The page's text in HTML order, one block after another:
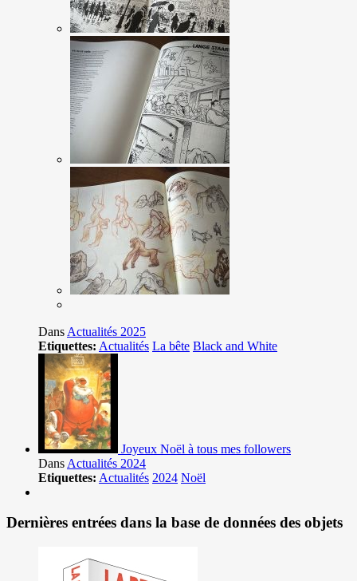
Dans Actualités 2025
Etiquettes: Actualités La bête Black and White
Joyeux Noël à tous mes followers
Dans Actualités 2024
Etiquettes: Actualités 2024 Noël
Dernières entrées dans la base de données des objets